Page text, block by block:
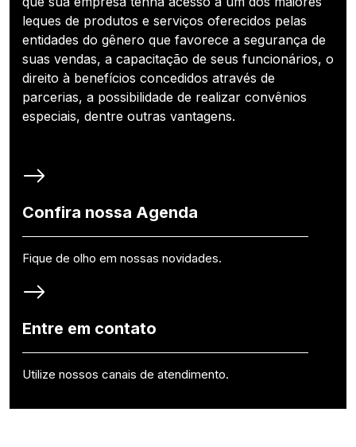
leques de produtos e serviços oferecidos pelas
entidades do gênero que favorece a segurança de
suas vendas, a capacitação de seus funcionários, o
direito à benefícios concedidos através de
parcerias, a possibilidade de realizar convênios
especiais, dentre outras vantagens.
Confira nossa Agenda
Fique de olho em nossas novidades.
Entre em contato
Utilize nossos canais de atendimento.